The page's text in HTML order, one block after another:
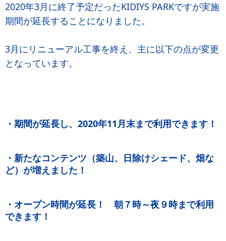
2020年3月に終了予定だったKIDIYS PARKですが実施
期間が延長することになりました。
3月にリニューアル工事を終え、主に以下の点が変更
となっています。
・期間が延長し、2020年11月末まで利用できます！
・新たなコンテンツ（築山、日除けシェード、畑な
ど）が増えました！
・オープン時間が延長！ 朝７時～夜９時まで利用
できます！